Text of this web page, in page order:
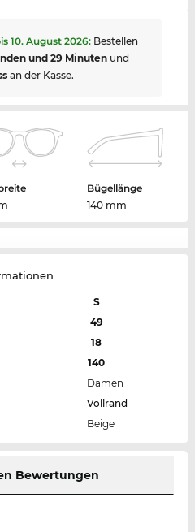
10. August 2026: Bestellen
und 29 Minutenund
an der Kasse.
Bügellänge
140 mm
S
49
18
140
Damen
Vollrand
Beige
Bewertungen